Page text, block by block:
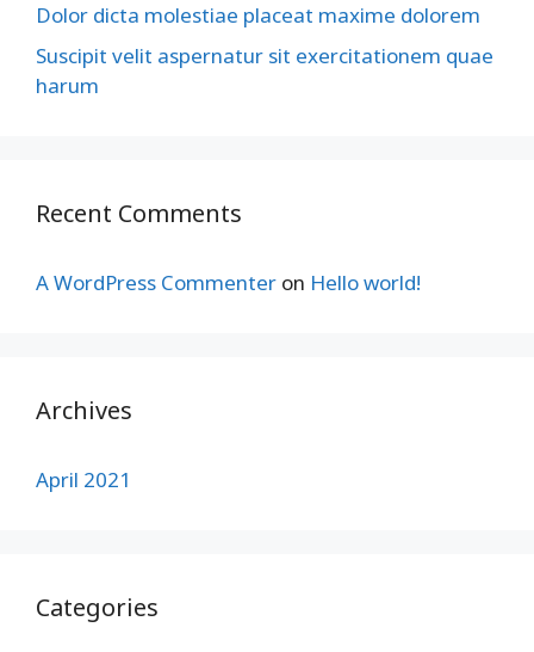
Dolor dicta molestiae placeat maxime dolorem
Suscipit velit aspernatur sit exercitationem quae
harum
Recent Comments
A WordPress Commenter on Hello world!
Archives
April 2021
Categories